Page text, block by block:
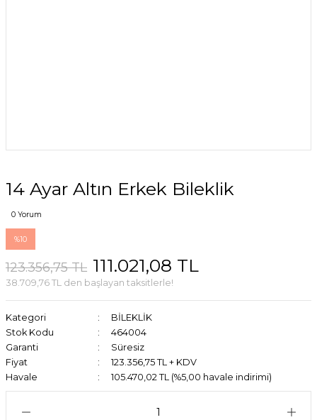
14 Ayar Altın Erkek Bileklik
0 Yorum
%10
123.356,75 TL 111.021,08 TL
38.709,76 TL den başlayan taksitlerle!
Kategori
BİLEKLİK
Stok Kodu
464004
Garanti
Süresiz
Fiyat
123.356,75 TL + KDV
Havale
105.470,02 TL (%5,00 havale indirimi)